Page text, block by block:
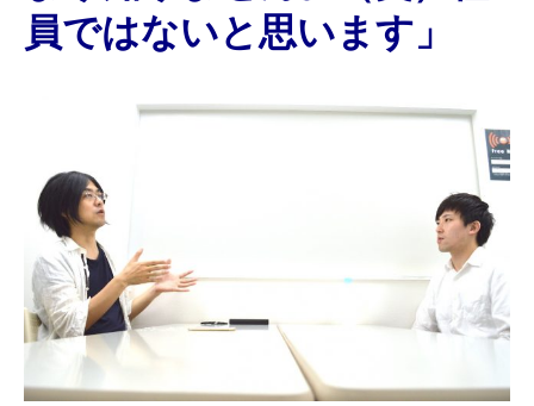
員ではないと思います」